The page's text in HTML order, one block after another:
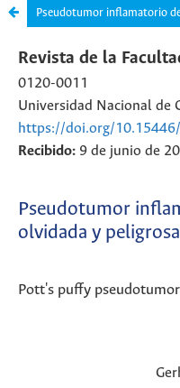
Pseudotumor inflamatorio